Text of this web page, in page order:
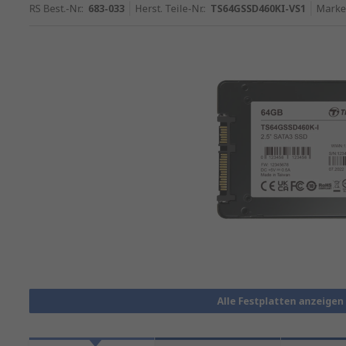
RS Best.-Nr.: 683-033 Herst. Teile-Nr.: TS64GSSD460KI-VS1 Marke
Alle Festplatten anzeigen